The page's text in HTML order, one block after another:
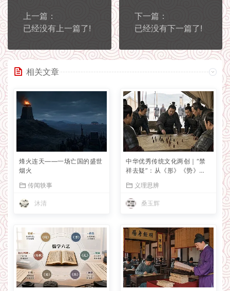
上一篇：
已经没有上一篇了!
下一篇：
已经没有下一篇了!
相关文章
烽火连天——一场亡国的盛世
烟火
传闻轶事
沐清
中华优秀传统文化两创｜“禁
祥去疑”：从《形》《势》
性治军思想
义理思辨
桑玉辉